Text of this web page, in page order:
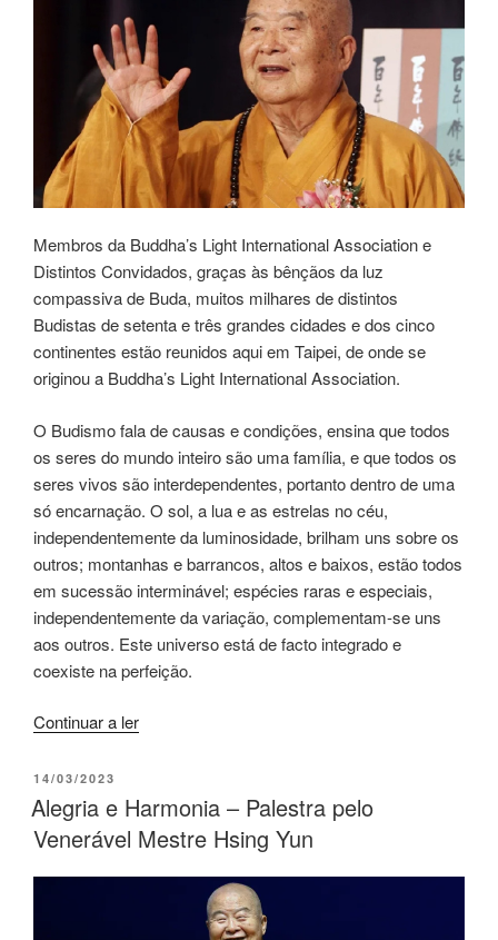
Membros da Buddha’s Light International Association e
Distintos Convidados, graças às bênçãos da luz
compassiva de Buda, muitos milhares de distintos
Budistas de setenta e três grandes cidades e dos cinco
continentes estão reunidos aqui em Taipei, de onde se
originou a Buddha’s Light International Association.
O Budismo fala de causas e condições, ensina que todos
os seres do mundo inteiro são uma família, e que todos os
seres vivos são interdependentes, portanto dentro de uma
só encarnação. O sol, a lua e as estrelas no céu,
independentemente da luminosidade, brilham uns sobre os
outros; montanhas e barrancos, altos e baixos, estão todos
em sucessão interminável; espécies raras e especiais,
independentemente da variação, complementam-se uns
aos outros. Este universo está de facto integrado e
coexiste na perfeição.
Continuar a ler
14/03/2023
Alegria e Harmonia – Palestra pelo
Venerável Mestre Hsing Yun